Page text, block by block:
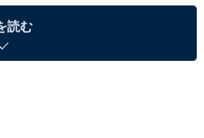
と思う徳島県の道の駅」
読む